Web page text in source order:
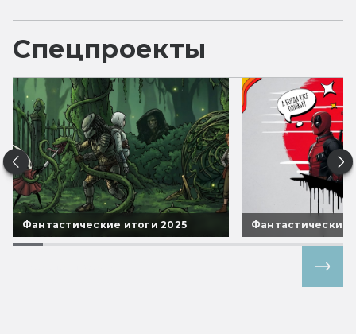
Спецпроекты
Фантастические итоги 2025 Фантастические